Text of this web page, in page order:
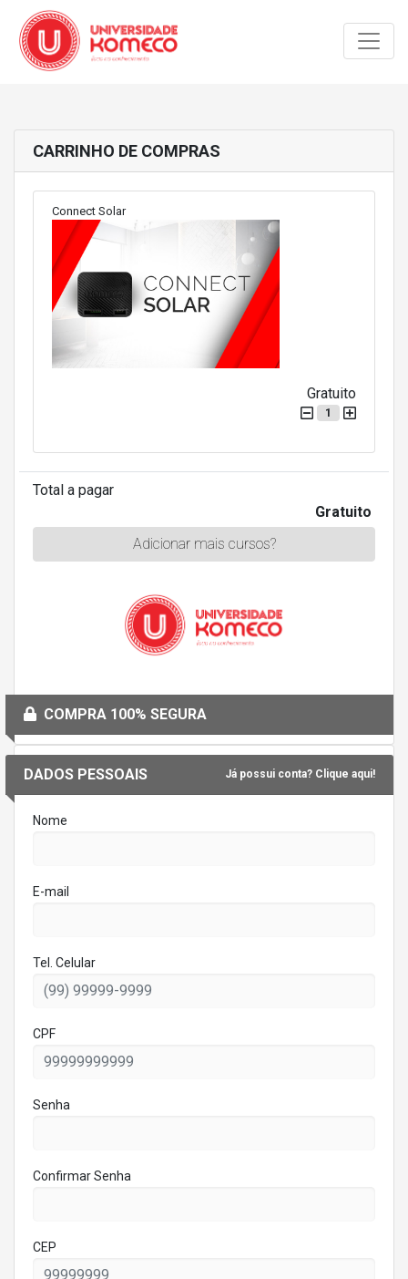
DADOS PESSOAIS Já possui conta? Clique aqui!
Nome
E-mail
Tel. Celular
CPF
Senha
Confirmar Senha
CEP
CARRINHO DE COMPRAS
Connect Solar
Gratuito
1
Total a pagar
Gratuito
Adicionar mais cursos?
COMPRA 100% SEGURA